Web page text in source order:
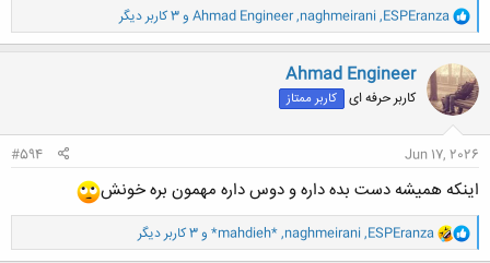
و
ا
ک
ن
ش
ه
ا
ESPEranza
,
naghmeirani
,
Ahmad Engineer و 3 کاربر دیگر
Ahmad Engineer
کاربر حرفه ای کاربر ممتاز
Jun 17, 2026
#594
اینکه همیشه دست بده داره و دوس داره مهمون بره خونش
و
ا
ESPEranza
,
naghmeirani
,
*mahdieh* و 3 کاربر دیگر